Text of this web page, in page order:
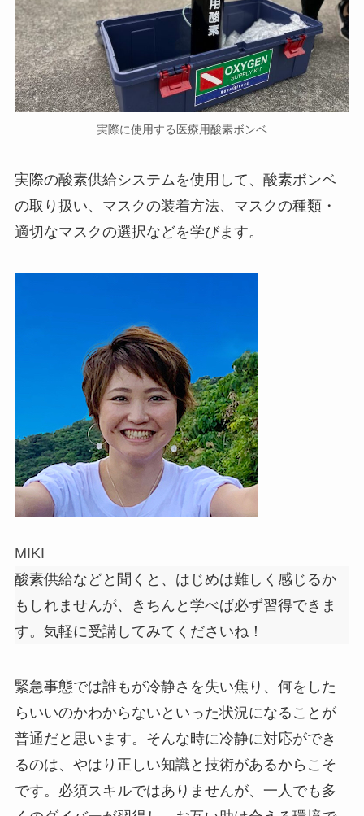
実際に使用する医療用酸素ボンベ
実際の酸素供給システムを使用して、酸素ボンベ
の取り扱い、マスクの装着方法、マスクの種類・
適切なマスクの選択などを学びます。
MIKI
酸素供給などと聞くと、はじめは難しく感じるか
もしれませんが、きちんと学べば必ず習得できま
す。気軽に受講してみてくださいね！
緊急事態では誰もが冷静さを失い焦り、何をした
らいいのかわからないといった状況になることが
普通だと思います。そんな時に冷静に対応ができ
るのは、やはり正しい知識と技術があるからこそ
です。必須スキルではありませんが、一人でも多